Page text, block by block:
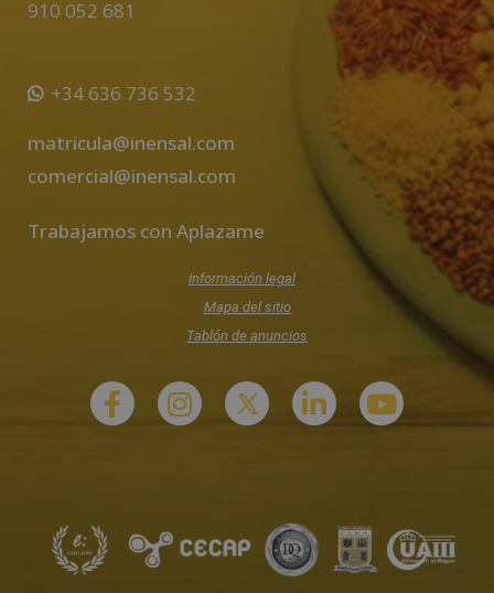
910 052 681
+34 636 736 532
matricula@inensal.com
comercial@inensal.com
Trabajamos con Aplazame
Información legal
Mapa del sitio
Tablón de anuncios